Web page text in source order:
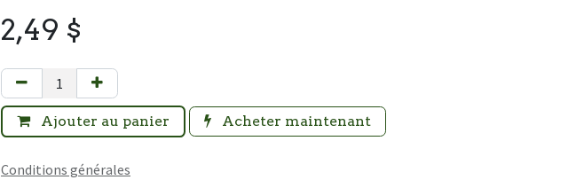
2,49 $
Ajouter au panier Acheter maintenant
Conditions générales